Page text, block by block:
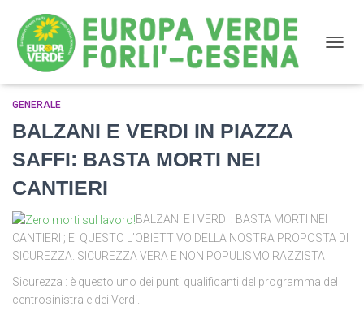
GENERALE
BALZANI E VERDI IN PIAZZA
SAFFI: BASTA MORTI NEI
CANTIERI
BALZANI E I VERDI : BASTA MORTI NEI
CANTIERI ; E’ QUESTO L’OBIETTIVO DELLA NOSTRA PROPOSTA DI
SICUREZZA. SICUREZZA VERA E NON POPULISMO RAZZISTA
Sicurezza : è questo uno dei punti qualificanti del programma del
centrosinistra e dei Verdi.